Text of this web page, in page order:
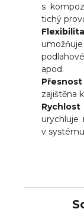
s
tichý
Flexibilita
apod.
Přesnost
zajištěna
Rychlost
urychluje
v